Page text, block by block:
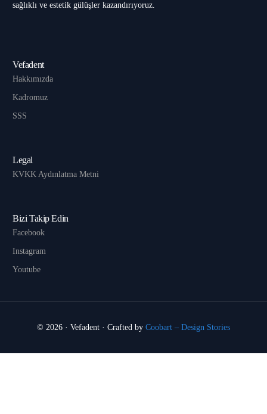
sağlıklı ve estetik gülüşler kazandırıyoruz.
Vefadent
Hakkımızda
Kadromuz
SSS
Legal
KVKK Aydınlatma Metni
Bizi Takip Edin
Facebook
Instagram
Youtube
© 2026 · Vefadent · Crafted by Coobart – Design Stories